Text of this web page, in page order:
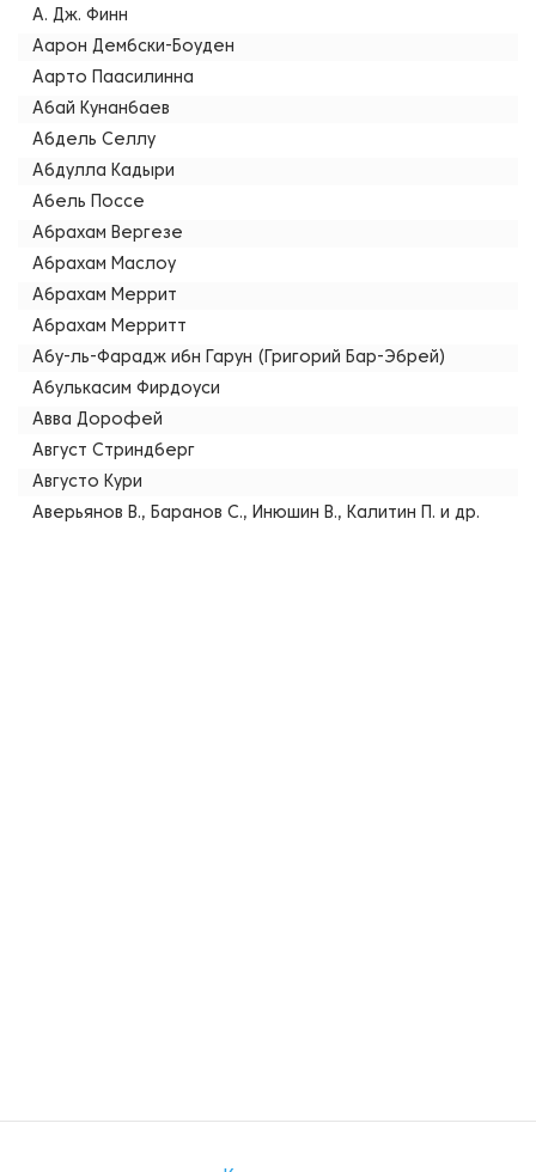
А. Дж. Финн
Аарон Дембски-Боуден
Аарто Паасилинна
Абай Кунанбаев
Абдель Селлу
Абдулла Кадыри
Абель Поссе
Абрахам Вергезе
Абрахам Маслоу
Абрахам Меррит
Абрахам Мерритт
Абу-ль-Фарадж ибн Гарун (Григорий Бар-Эбрей)
Абулькасим Фирдоуси
Авва Дорофей
Август Стриндберг
Августо Кури
Аверьянов В., Баранов С., Инюшин В., Калитин П. и др.